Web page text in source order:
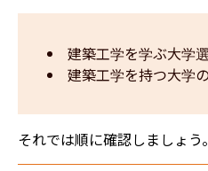
建築工学を学ぶ大学
建築工学を持つ大学
それでは順に確認しましょう。